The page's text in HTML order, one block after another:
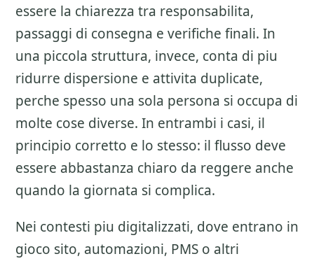
essere la chiarezza tra responsabilita,
passaggi di consegna e verifiche finali. In
una piccola struttura, invece, conta di piu
ridurre dispersione e attivita duplicate,
perche spesso una sola persona si occupa di
molte cose diverse. In entrambi i casi, il
principio corretto e lo stesso: il flusso deve
essere abbastanza chiaro da reggere anche
quando la giornata si complica.
Nei contesti piu digitalizzati, dove entrano in
gioco sito, automazioni, PMS o altri